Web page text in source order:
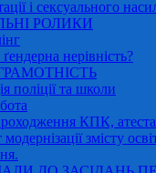
і сексуального
РОЛИКИ
нерівність?
поліції та школи
КПК,
модернізації змісту